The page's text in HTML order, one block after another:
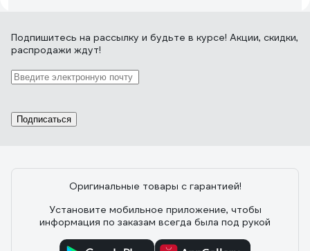
Мягкий, прозрачный.
88 отзывов
Отзыв о MasterProf ИС.100836
Подпишитесь на рассылку и будьте в курсе! Акции, скидки,
распродажи ждут!
Подписаться
Оригинальные товары с гарантией!
Установите мобильное приложение, чтобы
информация по заказам всегда была под рукой